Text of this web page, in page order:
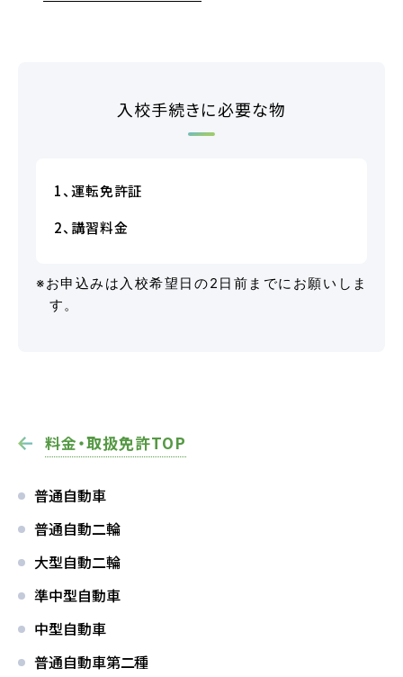
マイマイスクール花畑
各種講習
特別な支援が必要な方
よくあるご質問
料金・取扱免許TOP
普通自動車
普通自動二輪
大型自動二輪
準中型自動車
中型自動車
普通自動車第二種
入校手続きに必要な物
1、運転免許証
2、講習料金
※お申込みは入校希望日の2日前までにお願いしま
す。